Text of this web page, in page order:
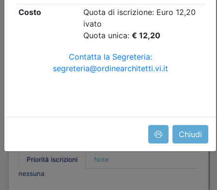
Chiudi
Ordine Architetti P.P. e C. di Vicenza
FUNZIONI ED ATTIVITÀ DEL
PROFESSIONISTA TECNICO:
dal 01/01/2026 al 31/12/2028
Priorità iscrizioni
Note
nessuna